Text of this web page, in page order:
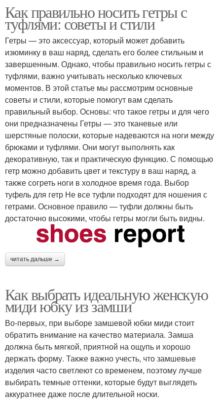
Как правильно носить гетры с
туфлями: советы и стили
Гетры — это аксессуар, который может добавить
изюминку в ваш наряд, сделать его более стильным и
завершенным. Однако, чтобы правильно носить гетры с
туфлями, важно учитывать несколько ключевых
моментов. В этой статье мы рассмотрим основные
советы и стили, которые помогут вам сделать
правильный выбор. Основы: что такое гетры и для чего
они предназначены Гетры — это тканевые или
шерстяные полоски, которые надеваются на ноги между
брюками и туфлями. Они могут выполнять как
декоративную, так и практическую функцию. С помощью
гетр можно добавить цвет и текстуру в ваш наряд, а
также согреть ноги в холодное время года. Выбор
туфель для гетр Не все туфли подходят для ношения с
гетрами. Основное правило — туфли должны быть
достаточно высокими, чтобы гетры могли быть видны.
читать дальше →
Как выбрать идеальную женскую
миди юбку из замши
Во-первых, при выборе замшевой юбки миди стоит
обратить внимание на качество материала. Замша
должна быть мягкой, приятной на ощупь и хорошо
держать форму. Также важно учесть, что замшевые
изделия часто светлеют со временем, поэтому лучше
выбирать темные оттенки, которые будут выглядеть
аккуратнее даже после длительной носки.